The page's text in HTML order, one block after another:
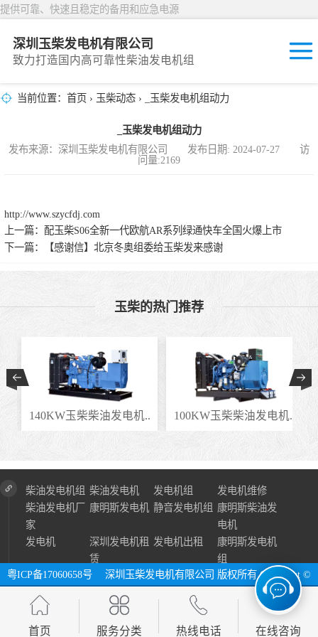
提供可靠、快速且稳定的备用和应急电源
深圳玉柴发电机有限公司
致力打造国内高可靠性柴油发电机组
当前位置： 首页 › 玉柴动态 › _玉柴发电机组动力
_玉柴发电机组动力
发布来源：深圳玉柴发电机有限公司 发布日期: 2024-07-27 访
问量:2169
http://www.szycfdj.com
上一篇： 配玉柴S06全新一代欧航AR系列绿通快车全国火爆上市
下一篇：
【感谢信】北京冬奥组委给玉柴发来感谢
玉柴的热门推荐
140KW玉柴柴油发电机.. 100KW玉柴柴油发电机..
柴油发电机组 柴油发电机 发电机组
发电机维修
柴油发电机厂
家
康明斯发电机 静音发电机组 康明斯柴油发
电机
发电机
深圳发电机租
赁
发电机出租
康明斯发电机
组
粤ICP备17060658号
深圳玉柴发电机有限公司 版权所有 Copyright ©
2024 All Right Reserve ⓔ 网址：http://www.szycfdj.com网站地图
首页 服务分类 热线电话 在线咨询
固定开放式